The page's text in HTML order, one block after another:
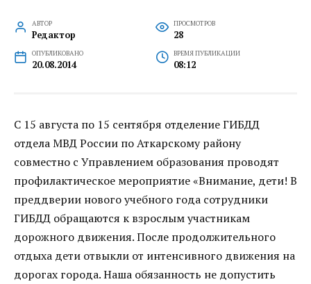
АВТОР
Редактор
ПРОСМОТРОВ
28
ОПУБЛИКОВАНО
20.08.2014
ВРЕМЯ ПУБЛИКАЦИИ
08:12
С 15 августа по 15 сентября отделение ГИБДД
отдела МВД России по Аткарскому району
совместно с Управлением образования проводят
профилактическое мероприятие «Внимание, дети! В
преддверии нового учебного года сотрудники
ГИБДД обращаются к взрослым участникам
дорожного движения. После продолжительного
отдыха дети отвыкли от интенсивного движения на
дорогах города. Наша обязанность не допустить